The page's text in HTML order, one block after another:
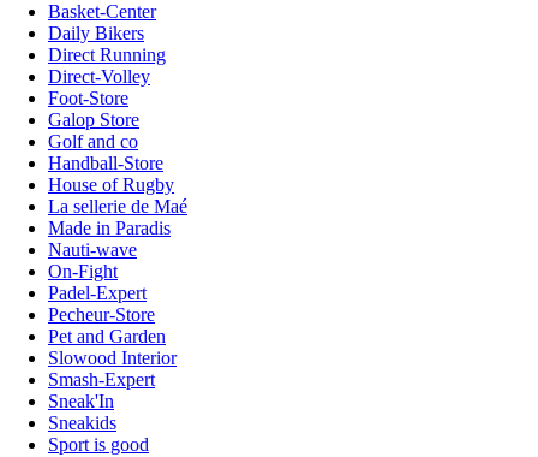
Basket-Center
Daily Bikers
Direct Running
Direct-Volley
Foot-Store
Galop Store
Golf and co
Handball-Store
House of Rugby
La sellerie de Maé
Made in Paradis
Nauti-wave
On-Fight
Padel-Expert
Pecheur-Store
Pet and Garden
Slowood Interior
Smash-Expert
Sneak'In
Sneakids
Sport is good